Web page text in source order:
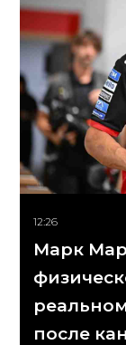
12:26
Марк
после